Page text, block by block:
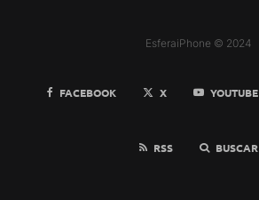
EsferaiPhone © 2024
FACEBOOK X YOUTUBE
RSS BUSCAR